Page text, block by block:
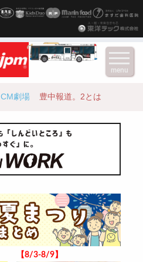
CM劇場 豊中報道。2とは
【8/3-8/9】
menu